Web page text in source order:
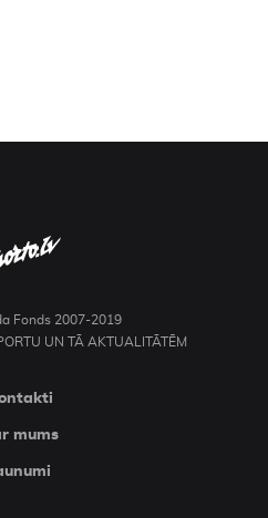
Fonds 2007-2019
UN TĀ AKTUALITĀTĒM
mums